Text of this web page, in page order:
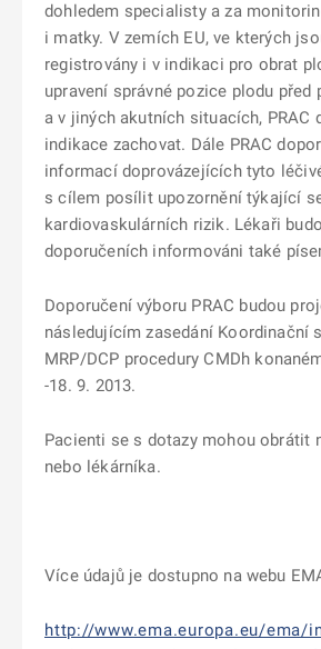
dohledem specialisty a za
i matky. V zemích EU, ve kterých
registrovány i v indikaci pro obrat
upravení správné pozice plodu před
a v jiných akutních situacích, PRAC
indikace zachovat. Dále PRAC
informací doprovázejících tyto
s cílem posílit upozornění týkající
kardiovaskulárních rizik. Lékaři
doporučeních informováni také
Doporučení výboru PRAC budou
následujícím zasedání Koordinační
MRP/DCP procedury CMDh
-18. 9. 2013.
Pacienti se s dotazy mohou obrátit
nebo lékárníka.
Více údajů je dostupno na webu
http://www.ema.europa.eu/ema/